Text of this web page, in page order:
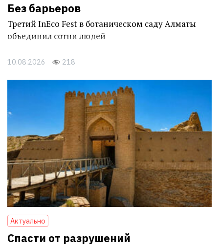
Без барьеров
Третий InEco Fest в ботаническом саду Алматы
объединил сотни людей
10.08.2026 218
Актуально
Спасти от разрушений